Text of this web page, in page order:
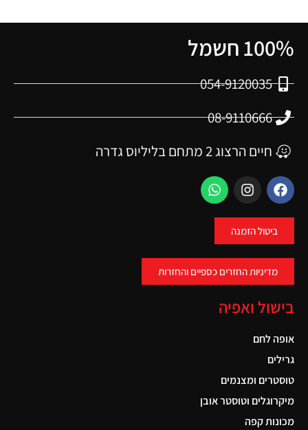
100% חשמל
054-9120035
08-9110666
חיים הרצוג 2 מתחם בליליוס גדרה
ביטול הזמנה
מדיניות החזרים כספיים והחזרות
בישול ואפיה
אופה לחם
גרילים
טוסטרים ומצנמים
מיקרוגלים וטוסטר אובן
מכונות קפה